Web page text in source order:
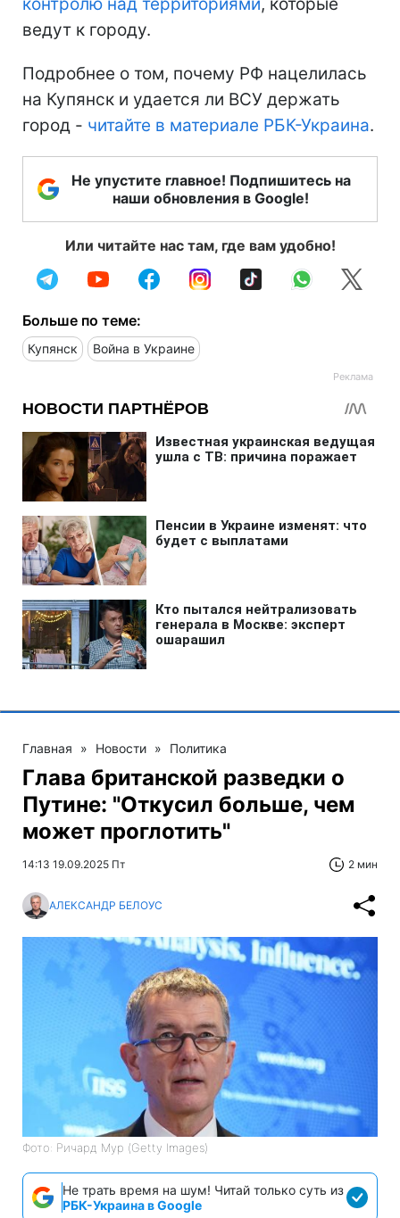
ведут к городу.
Подробнее о том, почему РФ нацелилась
на Купянск и удается ли ВСУ держать
город - читайте в материале РБК-Украина.
Не упустите главное! Подпишитесь на
наши обновления в Google!
Или читайте нас там, где вам удобно!
Больше по теме:
Купянск Война в Украине
Главная » Новости » Политика
Глава британской разведки о
Путине: "Откусил больше, чем
может проглотить"
14:13 19.09.2025 Пт 2 мин
АЛЕКСАНДР БЕЛОУС
Фото: Ричард Мур (Getty Images)
Не трать время на шум! Читай только суть из
РБК-Украина в Google